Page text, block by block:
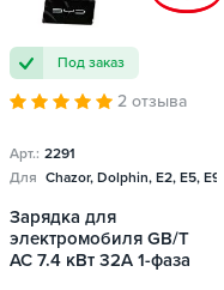
Под заказ
2 отзыва
Арт.: 2291
Для Chazor, Dolphin, E2, E5,
Зарядка для
электромобиля GB/T
AC 7.4 кВт 32А 1-фаза